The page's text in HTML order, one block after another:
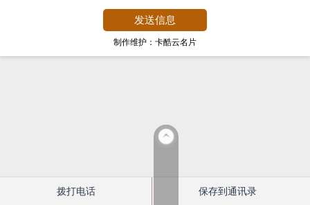
制作维护：卡酷云名片
拨打电话 保存到通讯录